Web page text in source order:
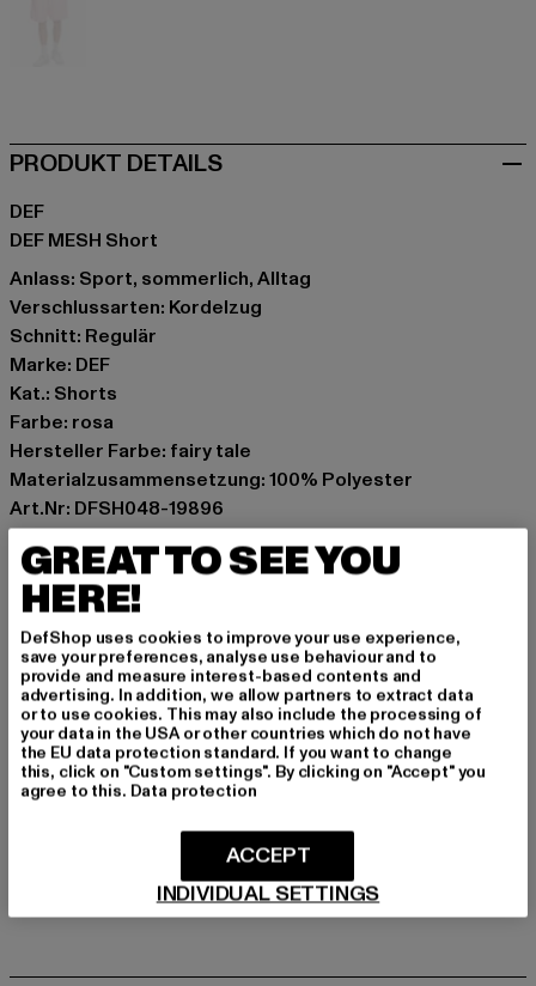
PRODUKT DETAILS
DEF
DEF MESH Short
Anlass: Sport, sommerlich, Alltag
Verschlussarten: Kordelzug
Schnitt: Regulär
Marke: DEF
Kat.: Shorts
Farbe: rosa
Hersteller Farbe: fairy tale
Materialzusammensetzung: 100% Polyester
Art.Nr: DFSH048-19896
Hersteller: TB International GmbH | info@tbint.de
Dr.-Robert-Murjahn-Straße 7 | 64372 Ober-Ramstadt |
GRÖSSE & PASSFORM
PFLEGEHINWEISE
GREAT TO SEE YOU
HERE!
DefShop uses cookies to improve your use experience,
save your preferences, analyse use behaviour and to
provide and measure interest-based contents and
advertising. In addition, we allow partners to extract data
or to use cookies. This may also include the processing of
your data in the USA or other countries which do not have
the EU data protection standard. If you want to change
this, click on "Custom settings". By clicking on "Accept" you
agree to this. Data protection
INDIVIDUAL SETTINGS
ACCEPT